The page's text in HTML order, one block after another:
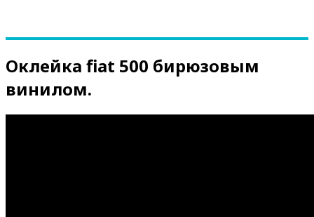
Оклейка fiat 500 бирюзовым
винилом.